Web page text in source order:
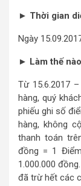
► Thời gian
Ngày
► Làm thế
Từ 15.6.2017
hàng, quý
phiếu ghi số
hàng, không
thanh toán
đồng = 1
1.000.000
đã trừ hết các